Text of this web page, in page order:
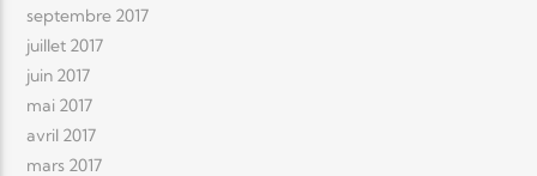
septembre 2017
juillet 2017
juin 2017
mai 2017
avril 2017
mars 2017